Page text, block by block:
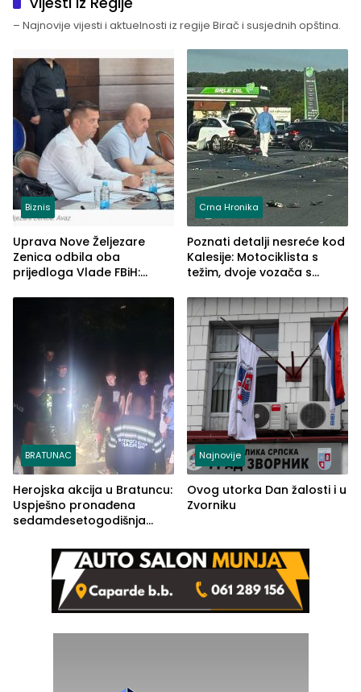
– Najnovije vijesti i aktuelnosti iz regije Birač i susjednih opština.
Biznis
Uprava Nove Željezare
Zenica odbila oba
prijedloga Vlade FBiH:
rješenje
Crna Hronika
Poznati detalji nesreće kod
Kalesije: Motociklista s
težim, dvoje vozača s
BRATUNAC
Herojska akcija u Bratuncu:
Uspješno pronađena
sedamdesetogodišnja
Kravice.
Najnovije
Ovog utorka Dan žalosti i u
Zvorniku